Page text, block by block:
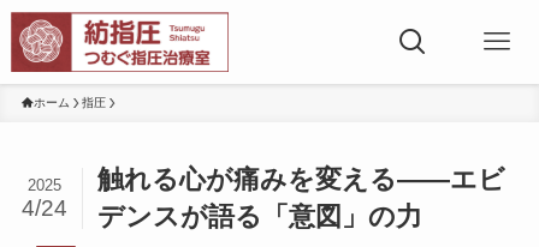
ホーム 指圧
触れる心が痛みを変える――エビ
デンスが語る「意図」の力
2025
4/24